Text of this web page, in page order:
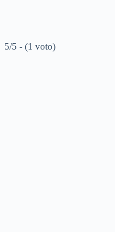
5/5 - (1 voto)